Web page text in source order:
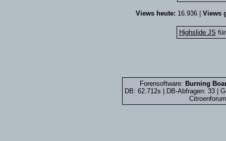
Views heute: 16.936 | Views
Highslide JS
Forensoftware: Burning
DB: 62.712s | DB-Abfragen: 33 |